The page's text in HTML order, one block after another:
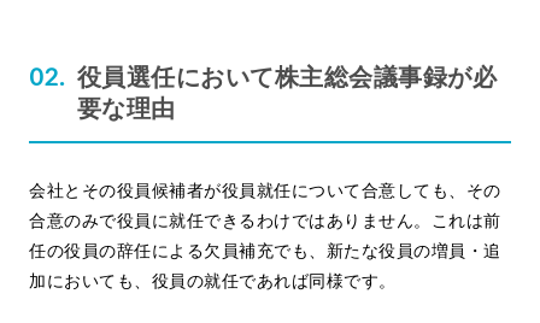
役員選任において株主総会議事録が必
要な理由
会社とその役員候補者が役員就任について合意しても、その
合意のみで役員に就任できるわけではありません。これは前
任の役員の辞任による欠員補充でも、新たな役員の増員・追
加においても、役員の就任であれば同様です。